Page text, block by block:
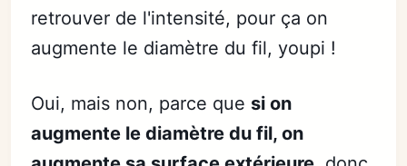
retrouver de l'intensité, pour ça on
augmente le diamètre du fil, youpi !
Oui, mais non, parce que si on
augmente le diamètre du fil, on